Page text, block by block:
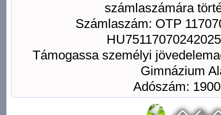
számlaszámára
Számlaszám: OTP
Támogassa személyi
Gimnázium
Adószám: